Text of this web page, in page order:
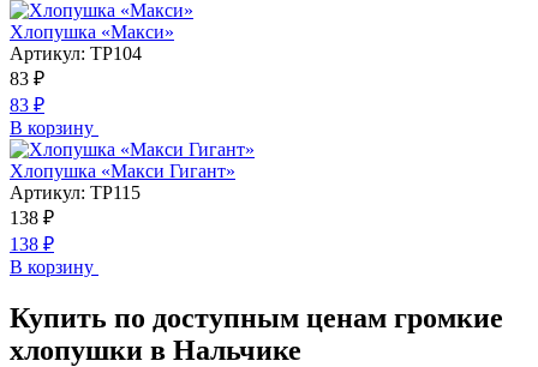
Хлопушка «Макси»
Артикул: ТР104
83 ₽
83 ₽
В корзину
Хлопушка «Макси Гигант»
Артикул: ТР115
138 ₽
138 ₽
В корзину
Купить по доступным ценам громкие
хлопушки в Нальчике